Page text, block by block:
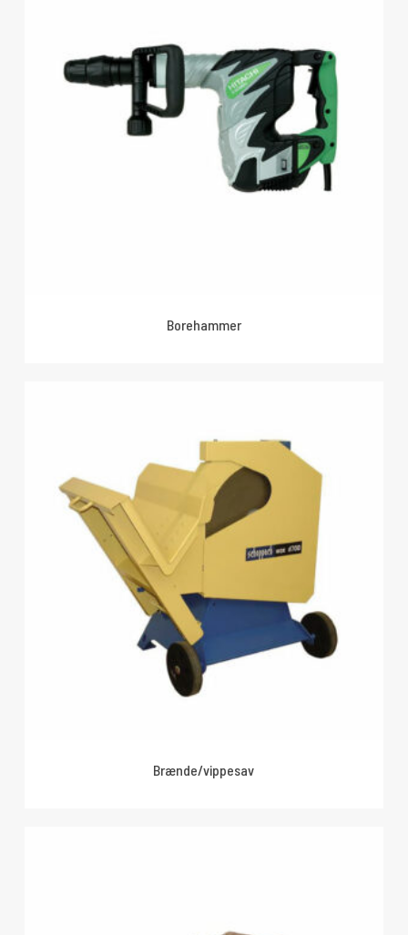
Borehammer
Brænde/vippesav